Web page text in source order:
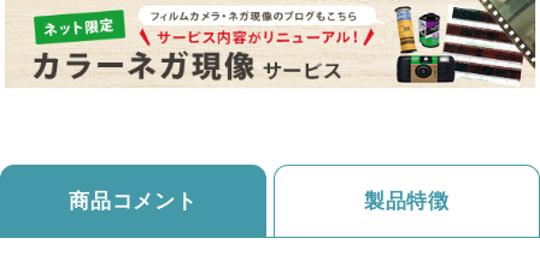
商品コメント 製品特徴